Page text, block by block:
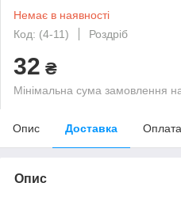
Немає в наявності
Код: (4-11)
Роздріб
32 ₴
Мінімальна сума замовлення
Опис Доставка Оплата
Опис